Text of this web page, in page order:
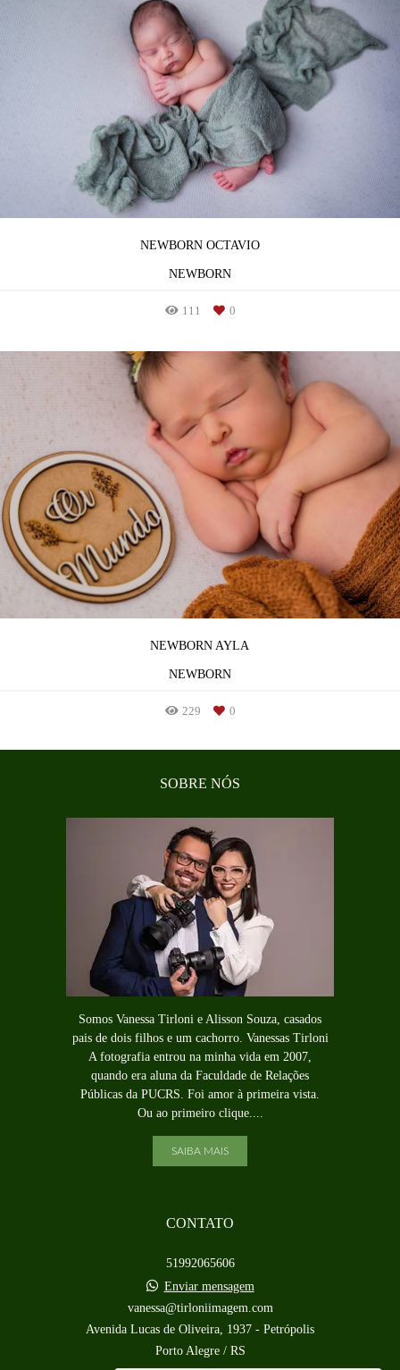
NEWBORN OCTAVIO
NEWBORN
111 0
NEWBORN AYLA
NEWBORN
229 0
SOBRE NÓS
Somos Vanessa Tirloni e Alisson Souza, casados
pais de dois filhos e um cachorro. Vanessas Tirloni
A fotografia entrou na minha vida em 2007,
quando era aluna da Faculdade de Relações
Públicas da PUCRS. Foi amor à primeira vista.
Ou ao primeiro clique....
SAIBA MAIS
CONTATO
51992065606
Enviar mensagem
vanessa@tirloniimagem.com
Avenida Lucas de Oliveira, 1937 - Petrópolis
Porto Alegre / RS